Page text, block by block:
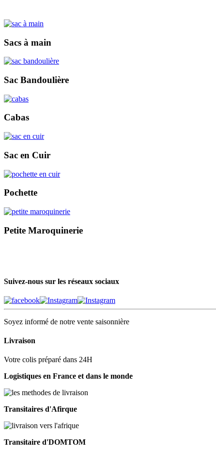
Sacs à main
Sac Bandoulière
Cabas
Sac en Cuir
Pochette
Petite Maroquinerie
Suivez-nous sur les réseaux sociaux
Soyez informé de notre vente saisonnière
Livraison
Votre colis préparé dans 24H
Logistiques en France et dans le monde
Transitaires d'Afirque
Transitaire d'DOMTOM